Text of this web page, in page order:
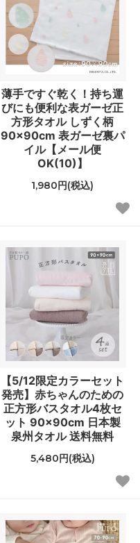
薄手ですぐ乾く！持ち運
びにも便利な表ガーゼ正
方形タオル しずく柄
90×90cm 表ガーゼ裏パ
イル【メール便
OK(10)】
1,980円(税込)
【5/12限定カラーセット
発売】赤ちゃんのための
正方形バスタオル4枚セ
ット 90×90cm 日本製
泉州タオル 送料無料
5,480円(税込)